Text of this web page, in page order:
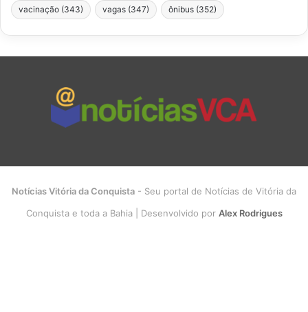
vacinação (343) vagas (347) ônibus (352)
Notícias Vitória da Conquista - Seu portal de Notícias de Vitória da
Conquista e toda a Bahia | Desenvolvido por Alex Rodrigues